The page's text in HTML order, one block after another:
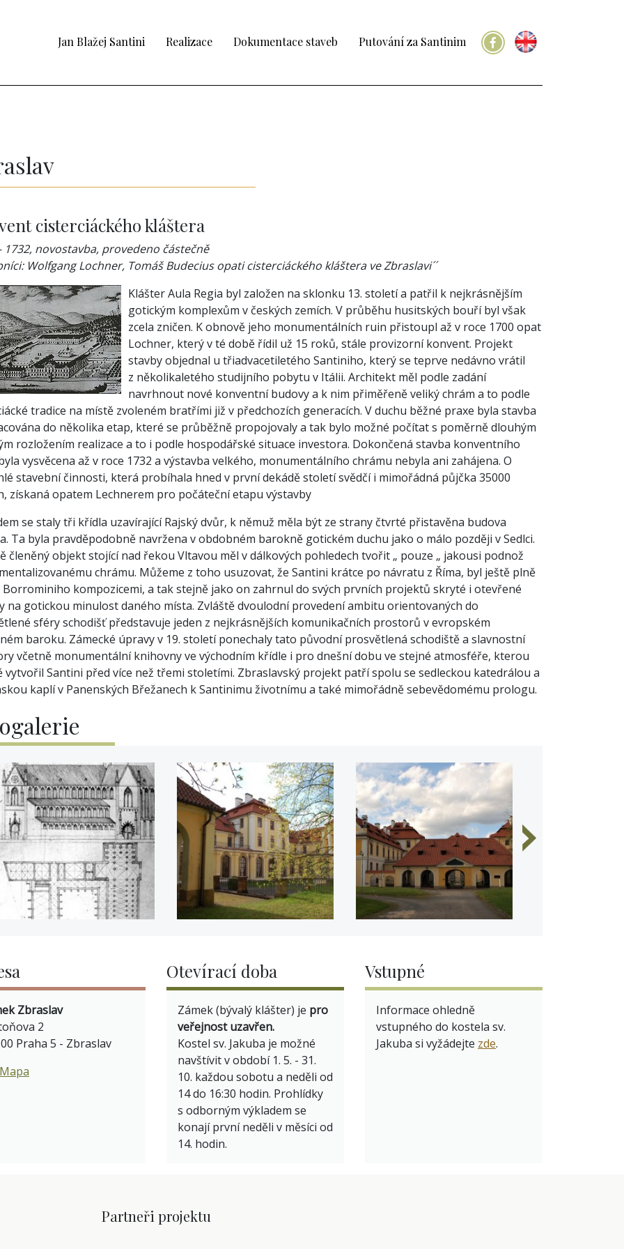
Jan Blažej Santini Realizace Dokumentace staveb Putování za Santinim
cisterciáckého kláštera
1732, novostavba, provedeno částečně
Wolfgang Lochner, Tomáš Budecius opati cisterciáckého kláštera ve Zbraslavi´´
Klášter Aula Regia byl založen na sklonku 13. století a patřil k nejkrásnějším
gotickým komplexům v českých zemích. V průběhu husitských bouří byl však
zcela zničen. K obnově jeho monumentálních ruin přistoupl až v roce 1700 opat
Lochner, který v té době řídil už 15 roků, stále provizorní konvent. Projekt
stavby objednal u třiadvacetiletého Santiniho, který se teprve nedávno vrátil
z několikaletého studijního pobytu v Itálii. Architekt měl podle zadání
navrhnout nové konventní budovy a k nim přiměřeně veliký chrám a to podle
tradice na místě zvoleném bratřími již v předchozích generacích. V duchu běžné praxe byla stavba
do několika etap, které se průběžně propojovaly a tak bylo možné počítat s poměrně dlouhým
rozložením realizace a to i podle hospodářské situace investora. Dokončená stavba konventního
vysvěcena až v roce 1732 a výstavba velkého, monumentálního chrámu nebyla ani zahájena. O
stavební činnosti, která probíhala hned v první dekádě století svědčí i mimořádná půjčka 35000
získaná opatem Lechnerem pro počáteční etapu výstavby
se staly tři křídla uzavírající Rajský dvůr, k němuž měla být ze strany čtvrté přistavěna budova
Ta byla pravděpodobně navržena v obdobném barokně gotickém duchu jako o málo později v Sedlci.
členěný objekt stojící nad řekou Vltavou měl v dálkových pohledech tvořit „ pouze „ jakousi podnož
chrámu. Můžeme z toho usuzovat, že Santini krátce po návratu z Říma, byl ještě plně
kompozicemi, a tak stejně jako on zahrnul do svých prvních projektů skryté i otevřené
na gotickou minulost daného místa. Zvláště dvoulodní provedení ambitu orientovaných do
sféry schodišť představuje jeden z nejkrásnějších komunikačních prostorů v evropském
baroku. Zámecké úpravy v 19. století ponechaly tato původní prosvětlená schodiště a slavnostní
včetně monumentální knihovny ve východním křídle i pro dnešní dobu ve stejné atmosféře, kterou
vytvořil Santini před více než třemi stoletími. Zbraslavský projekt patří spolu se sedleckou katedrálou a
kaplí v Panenských Břežanech k Santinimu životnímu a také mimořádně sebevědomému prologu.
Zbraslav
2
Praha 5 - Zbraslav
Mapa
Otevírací doba
Zámek (bývalý klášter) je pro
veřejnost uzavřen.
Kostel sv. Jakuba je možné
navštívit v období 1. 5. - 31.
10. každou sobotu a neděli od
14 do 16:30 hodin. Prohlídky
s odborným výkladem se
konají první neděli v měsíci od
14. hodin.
Vstupné
Informace ohledně
vstupného do kostela sv.
Jakuba si vyžádejte zde.
Partneři projektu